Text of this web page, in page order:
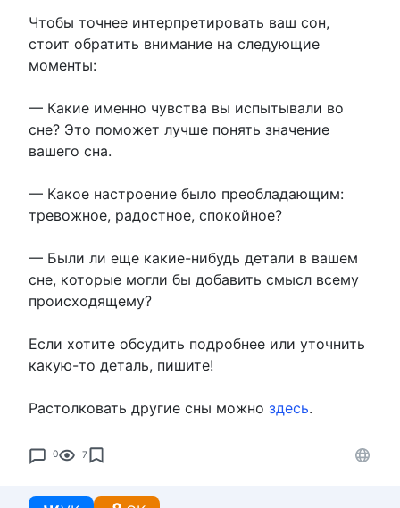
Чтобы точнее интерпретировать ваш сон,
стоит обратить внимание на следующие
моменты:
— Какие именно чувства вы испытывали во
сне? Это поможет лучше понять значение
вашего сна.
— Какое настроение было преобладающим:
тревожное, радостное, спокойное?
— Были ли еще какие-нибудь детали в вашем
сне, которые могли бы добавить смысл всему
происходящему?
Если хотите обсудить подробнее или уточнить
какую-то деталь, пишите!
Растолковать другие сны можно здесь.
0 7